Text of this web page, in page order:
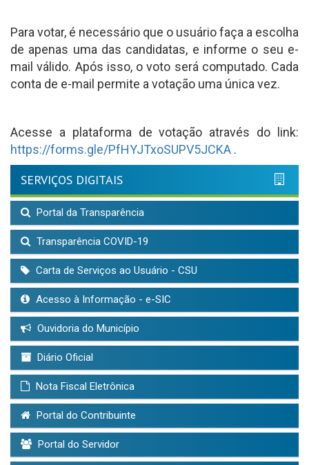
Para votar, é necessário que o usuário faça a escolha
de apenas uma das candidatas, e informe o seu e-
mail válido. Após isso, o voto será computado. Cada
conta de e-mail permite a votação uma única vez.
Acesse a plataforma de votação através do link:
https://forms.gle/PfHYJTxoSUPV5JCKA .
SERVIÇOS DIGITAIS
Portal da Transparência
Transparência COVID-19
Carta de Serviços ao Usuário - CSU
Acesso à Informação - e-SIC
Ouvidoria do Município
Diário Oficial
Nota Fiscal Eletrônica
Portal do Contribuinte
Portal do Servidor